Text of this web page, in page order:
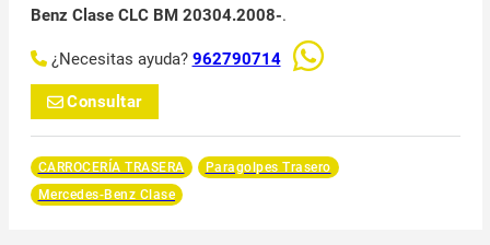
Benz Clase CLC BM 20304.2008-.
¿Necesitas ayuda? 962790714
Consultar
CARROCERÍA TRASERA
Paragolpes Trasero
Mercedes-Benz Clase